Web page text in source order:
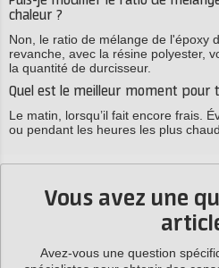
chaleur ?
Non, le ratio de mélange de l'époxy
revanche, avec la résine polyester,
la quantité de durcisseur.
Quel est le meilleur moment pour
Le matin, lorsqu’il fait encore frais.
ou pendant les heures les plus
Vous avez une
Avez-vous une question